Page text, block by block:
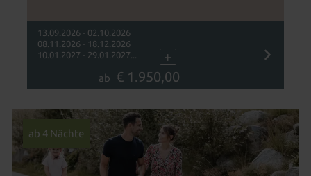
13.09.2026 - 02.10.2026
08.11.2026 - 18.12.2026
10.01.2027 - 29.01.2027...
+
ab € 1.950,00
ab 4 Nächte